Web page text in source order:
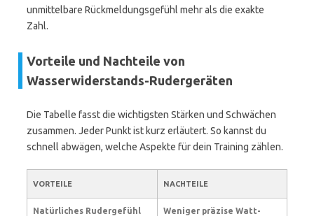
unmittelbare Rückmeldungsgefühl mehr als die exakte
Zahl.
Vorteile und Nachteile von
Wasserwiderstands-Rudergeräten
Die Tabelle fasst die wichtigsten Stärken und Schwächen
zusammen. Jeder Punkt ist kurz erläutert. So kannst du
schnell abwägen, welche Aspekte für dein Training zählen.
VORTEILE NACHTEILE
Natürliches Rudergefühl
Weniger präzise Watt-